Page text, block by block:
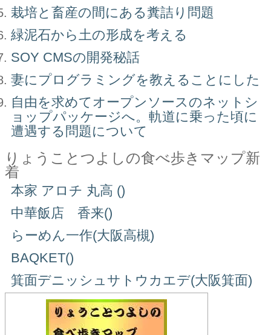
栽培と畜産の間にある糞詰り問題
緑泥石から土の形成を考える
SOY CMSの開発秘話
妻にプログラミングを教えることにした
自由を求めてオープンソースのネットシ
ョップパッケージへ。軌道に乗った頃に
遭遇する問題について
りょうことつよしの食べ歩きマップ新
着
本家 アロチ 丸高 ()
中華飯店 香来()
らーめん一作(大阪高槻)
BAQKET()
箕面デニッシュサトウカエデ(大阪箕面)